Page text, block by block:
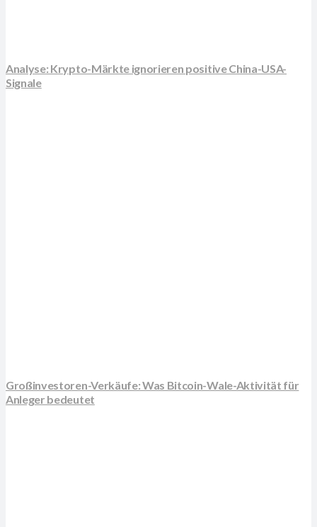
Analyse: Krypto-Märkte ignorieren positive China-USA-
Signale
Großinvestoren-Verkäufe: Was Bitcoin-Wale-Aktivität für
Anleger bedeutet